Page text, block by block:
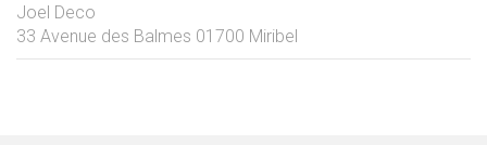
Joel Deco
33 Avenue des Balmes 01700 Miribel